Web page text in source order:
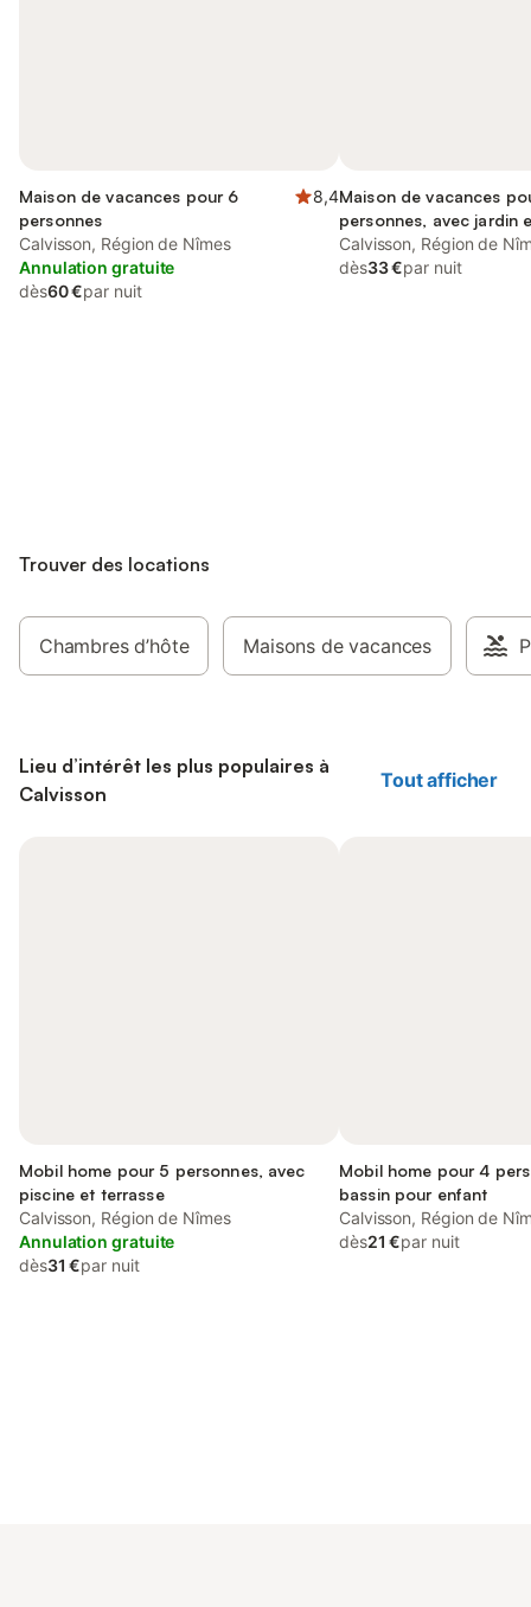
Maison de vacances pour 6
personnes
8,4
Calvisson, Région de Nîmes
Annulation gratuite
dès60 €par nuit
Maison de vacances
personnes, avec jardin
Calvisson, Région de
dès33 €par nuit
Trouver des locations
Chambres d’hôte Maisons de vacances
Lieu d’intérêt les plus populaires à
Calvisson
Tout afficher
Mobil home pour 5 personnes, avec
piscine et terrasse
Calvisson, Région de Nîmes
Annulation gratuite
dès31 €par nuit
Mobil home pour 4
bassin pour enfant
Calvisson, Région de
dès21 €par nuit